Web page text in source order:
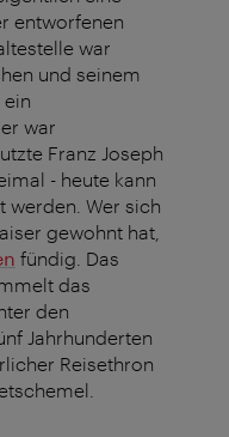
entworfenen
war
und seinem
war
Franz Joseph
- heute kann
werden. Wer sich
gewohnt hat,
fündig. Das
das
den
Jahrhunderten
Reisethron